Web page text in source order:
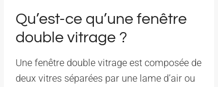
Qu’est-ce qu’une fenêtre
double vitrage ?
Une fenêtre double vitrage est composée de
deux vitres séparées par une lame d’air ou